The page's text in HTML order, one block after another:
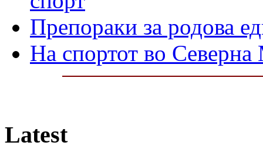
Препораки за родова
На спортот во
Latest